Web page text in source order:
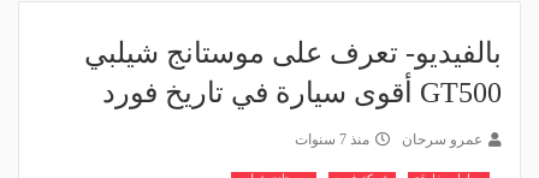
بالفيديو- تعرف على موستانج شيلبي
GT500 أقوى سيارة في تاريخ فورد
عمرو سرحان منذ 7 سنوات